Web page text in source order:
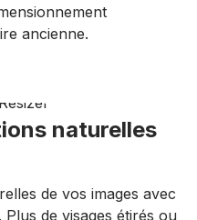
ancienne.
naturelles
de vos images avec
de visages étirés ou